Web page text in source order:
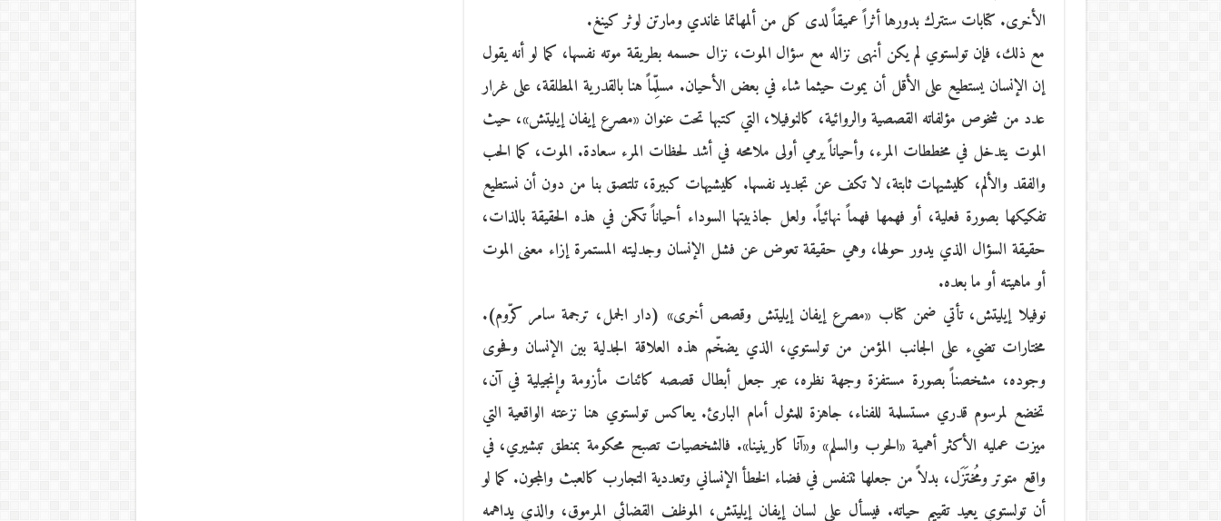
الأخرى. كتابات ستترك بدورها أثراً عميقاً لدى كل من ألمهاتما غاندي ومارتن لوثر كينغ.
مع ذلك، فإن تولستوي لم يكن أنهى نزاله مع سؤال الموت، نزال حسمه بطريقة موته نفسها، كما لو أنه يقول
إن الإنسان يستطيع على الأقل أن يموت حيثما شاء في بعض الأحيان. مسلِّماً هنا بالقدرية المطلقة، على غرار
عدد من شخوص مؤلفاته القصصية والروائية، كالنوفيلا، التي كتبها تحت عنوان «مصرع إيفان إيليتش»، حيث
الموت يتدخل في مخططات المرء، وأحياناً يرمي أولى ملامحه في أشد لحظات المرء سعادة. الموت، كما الحب
والفقد والألم، كليشيهات ثابتة، لا تكف عن تجديد نفسها. كليشيهات كبيرة، تلتصق بنا من دون أن نستطيع
تفكيكها بصورة فعلية، أو فهمها فهماً نهائياً. ولعل جاذبيتها السوداء أحياناً تكمن في هذه الحقيقة بالذات،
حقيقة السؤال الذي يدور حولها، وهي حقيقة تعوض عن فشل الإنسان وجدليته المستمرة إزاء معنى الموت
أو ماهيته أو ما بعده.
نوفيلا إيليتش، تأتي ضمن كتاب «مصرع إيفان إيليتش وقصص أخرى» (دار الجمل، ترجمة سامر كرّوم).
مختارات تضيء على الجانب المؤمن من تولستوي، الذي يضخّم هذه العلاقة الجدلية بين الإنسان وفحوى
وجوده، مشخصناً بصورة مستفزة وجهة نظره، عبر جعل أبطال قصصه كائنات مأزومة وإنجيلية في آن،
تخضع لمرسوم قدري مستسلمة للفناء، جاهزة للمثول أمام البارئ. يعاكس تولستوي هنا نزعته الواقعية التي
ميزت عمليه الأكثر أهمية «الحرب والسلم» و«آنا كارينينا». فالشخصيات تصبح محكومة بمنطق تبشيري، في
واقع متوتر ومُختَزَل، بدلاً من جعلها تتنفس في فضاء الخطأ الإنساني وتعددية التجارب كالعبث والمجون. كما لو
أن تولستوي يعيد تقييم حياته. فيسأل على لسان إيفان إيليتش، الموظف القضائي المرموق، والذي يداهمه